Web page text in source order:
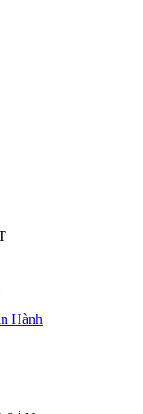
Hành
về Trung Quốc,
thượng đỉnh G7
(Anh) lập tức đả kích
2021 00:01:31 GMT+7
giãn cách xã hội từ